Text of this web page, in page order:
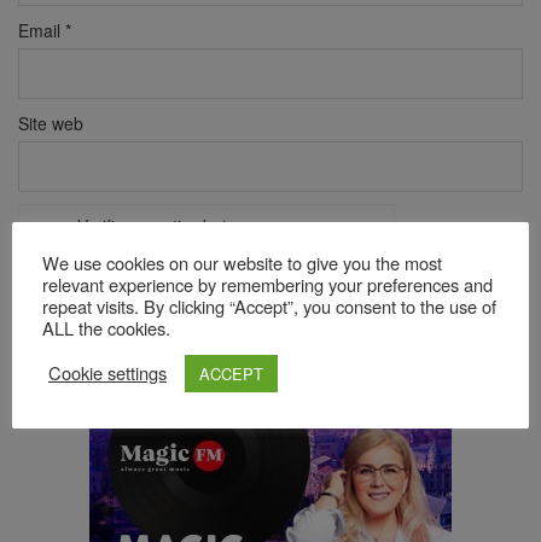
Email *
Site web
Verificare anti-robot
Friendly Captcha ⇗
Acest site folosește Akismet pentru a reduce spamul.
sunt procesate datele comentariilor tale
We use cookies on our website to give you the most
relevant experience by remembering your preferences and
repeat visits. By clicking “Accept”, you consent to the use of
ALL the cookies.
Cookie settings
ACCEPT